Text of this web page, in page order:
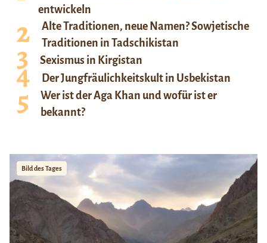
entwickeln
Alte Traditionen, neue Namen? Sowjetische
Traditionen in Tadschikistan
Sexismus in Kirgistan
Der Jungfräulichkeitskult in Usbekistan
Wer ist der Aga Khan und wofür ist er
bekannt?
Bild des Tages